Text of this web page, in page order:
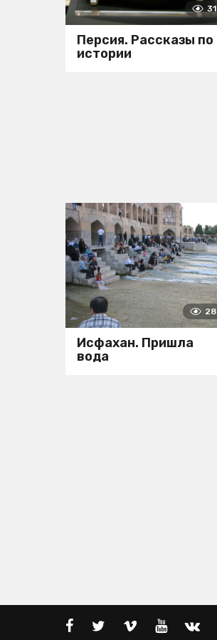
31
Персия. Рассказы по
истории
28
Исфахан. Пришла
вода